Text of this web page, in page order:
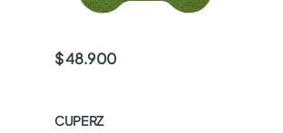
$ 48.900
CUPERZ